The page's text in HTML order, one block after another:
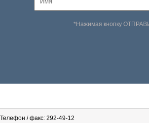
*Нажимая кнопку
Телефон / факс: 292-49-12